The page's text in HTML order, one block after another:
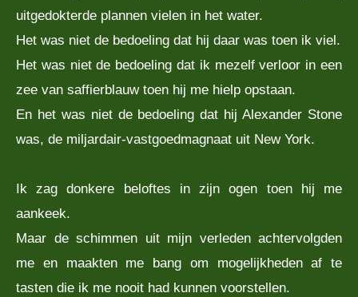
uitgedokterde plannen vielen in het water.
Het was niet de bedoeling dat hij daar was toen ik viel.
Het was niet de bedoeling dat ik mezelf verloor in een
zee van saffierblauw toen hij me hielp opstaan.
En het was niet de bedoeling dat hij Alexander Stone
was, de miljardair-vastgoedmagnaat uit New York.
Ik zag donkere beloftes in zijn ogen toen hij me
aankeek.
Maar de schimmen uit mijn verleden achtervolgden
me en maakten me bang om mogelijkheden af te
tasten die ik me nooit had kunnen voorstellen.